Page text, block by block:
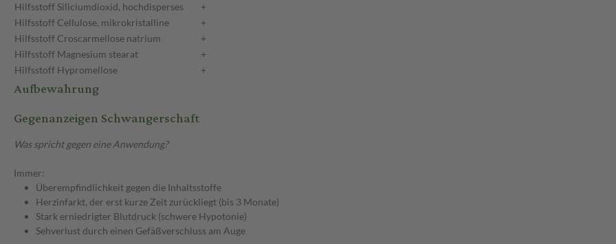
Hilfsstoff Siliciumdioxid, hochdisperses
+
Hilfsstoff Cellulose, mikrokristalline
+
Hilfsstoff Croscarmellose natrium
+
Hilfsstoff Magnesium stearat
+
Hilfsstoff Hypromellose +
Aufbewahrung
Gegenanzeigen Schwangerschaft
Was spricht gegen eine Anwendung?
Immer:
Überempfindlichkeit gegen die Inhaltsstoffe
Herzinfarkt, der erst kurze Zeit zurückliegt (bis 3 Monate)
Stark erniedrigter Blutdruck (schwere Hypotonie)
Sehverlust durch einen Gefäßverschluss am Auge